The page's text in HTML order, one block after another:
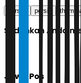
persija persib thom
Sudahkah Anda
Jawa Pos